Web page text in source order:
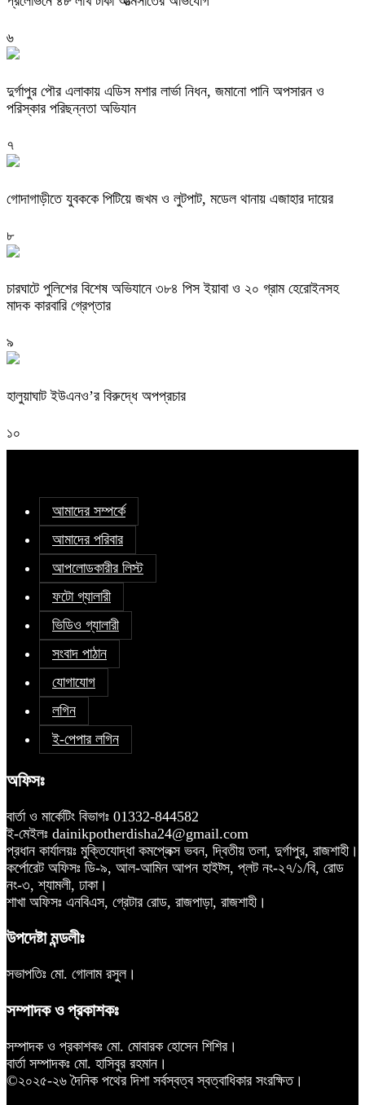
৬
দুর্গাপুর পৌর এলাকায় এডিস মশার লার্ভা নিধন, জমানো পানি অপসারন ও
পরিস্কার পরিছন্নতা অভিযান
৭
গোদাগাড়ীতে যুবককে পিটিয়ে জখম ও লুটপাট, মডেল থানায় এজাহার দায়ের
৮
চারঘাটে পুলিশের বিশেষ অভিযানে ৩৮৪ পিস ইয়াবা ও ২০ গ্রাম হেরোইনসহ
মাদক কারবারি গ্রেপ্তার
৯
হালুয়াঘাট ইউএনও’র বিরুদ্ধে অপপ্রচার
১০
আমাদের সম্পর্কে
আমাদের পরিবার
আপলোডকারীর লিস্ট
ফটো গ্যালারী
ভিডিও গ্যালারী
সংবাদ পাঠান
যোগাযোগ
লগিন
ই-পেপার লগিন
অফিসঃ
বার্তা ও মার্কেটিং বিভাগঃ 01332-844582
ই-মেইলঃ dainikpotherdisha24@gmail.com
প্রধান কার্যালয়ঃ মুক্তিযোদ্ধা কমপ্লেক্স ভবন, দ্বিতীয় তলা, দুর্গাপুর, রাজশাহী।
কর্পোরেট অফিসঃ ডি-৯, আল-আমিন আপন হাইট্স, প্লট নং-২৭/১/বি, রোড
নং-৩, শ্যামলী, ঢাকা।
শাখা অফিসঃ এনবিএস, গ্রেটার রোড, রাজপাড়া, রাজশাহী।
উপদেষ্টা মন্ডলীঃ
সভাপতিঃ মো. গোলাম রসুল।
সম্পাদক ও প্রকাশকঃ
সম্পাদক ও প্রকাশকঃ মো. মোবারক হোসেন শিশির।
বার্তা সম্পাদকঃ মো. হাসিবুর রহমান।
©২০২৫-২৬ দৈনিক পথের দিশা সর্বস্বত্ব স্বত্বাধিকার সংরক্ষিত।